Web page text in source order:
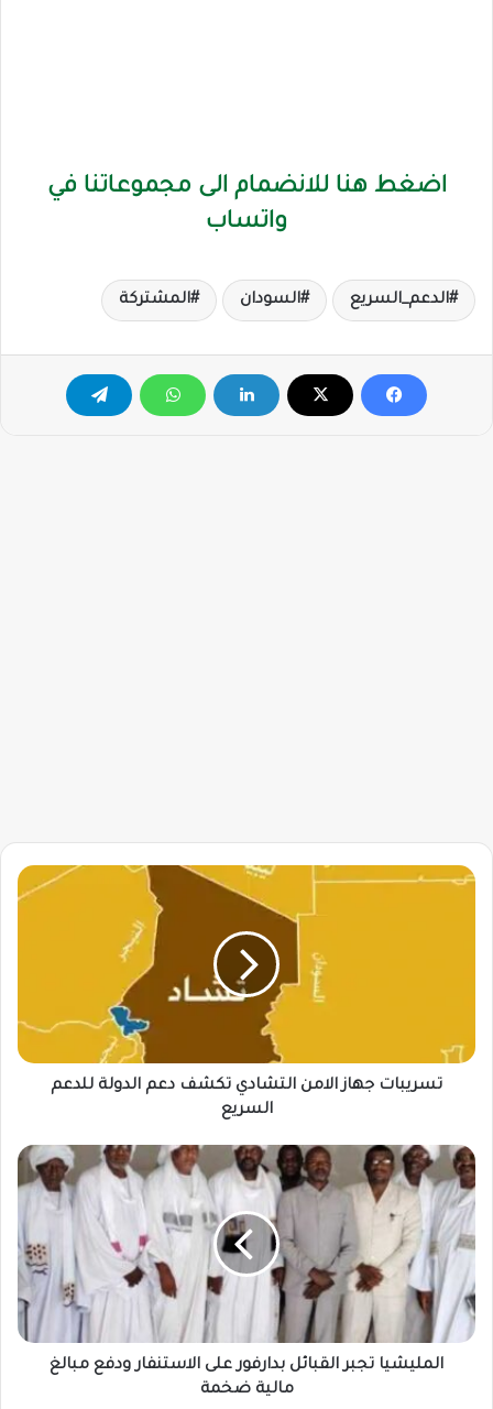
اضغط هنا للانضمام الى مجموعاتنا في
واتساب
الدعم_السريع السودان المشتركة
تسريبات
السريع
تسريبات جهاز الامن التشادي تكشف دعم الدولة للدعم
السريع
المليشيا
تجبر
القبائل
بدارفور
على
الاستنفار
ودفع
مبالغ
مالية
ضخمةالمليشيا تجبر القبائل بدارفور على الاستنفار ودفع مبالغ
مالية ضخمة